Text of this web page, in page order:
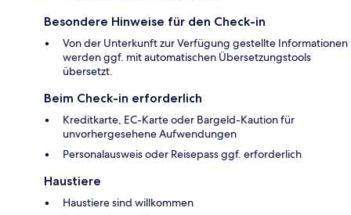
Besondere Hinweise für den Check-in
Von der Unterkunft zur Verfügung gestellte Informationen
werden ggf. mit automatischen Übersetzungstools
übersetzt.
Beim Check-in erforderlich
Kreditkarte, EC-Karte oder Bargeld-Kaution für
unvorhergesehene Aufwendungen
Personalausweis oder Reisepass ggf. erforderlich
Haustiere
Haustiere sind willkommen